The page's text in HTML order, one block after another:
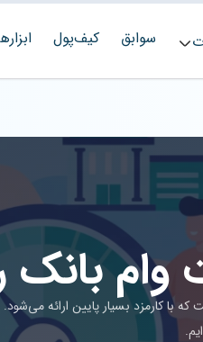
سوابق کیف‌پول
بانک
کارمزد بسیار پایین ارائه می‌شود.